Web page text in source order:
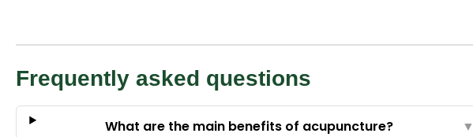
Frequently asked questions
What are the main benefits of acupuncture? ▼